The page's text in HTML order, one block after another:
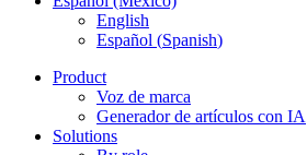
English
Español (Spanish)
Product
Voz de marca
Generador de artículos con IA
Solutions